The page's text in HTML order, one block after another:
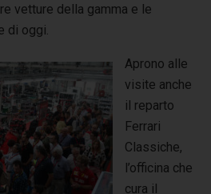
vetture della gamma e le
di oggi.
Aprono alle
visite anche
il reparto
Ferrari
Classiche,
l’officina che
cura il